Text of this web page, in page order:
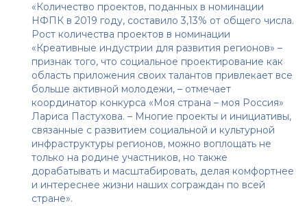
«Количество проектов, поданных в номинации
НФПК в 2019 году, составило 3,13% от общего числа.
Рост количества проектов в номинации
«Креативные индустрии для развития регионов» –
признак того, что социальное проектирование как
область приложения своих талантов привлекает все
больше активной молодежи, – отмечает
координатор конкурса «Моя страна – моя Россия»
Лариса Пастухова. – Многие проекты и инициативы,
связанные с развитием социальной и культурной
инфраструктуры регионов, можно воплощать не
только на родине участников, но также
дорабатывать и масштабировать, делая комфортнее
и интереснее жизни наших сограждан по всей
стране».